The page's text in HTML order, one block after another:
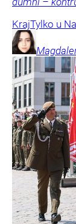
KrajTylko u